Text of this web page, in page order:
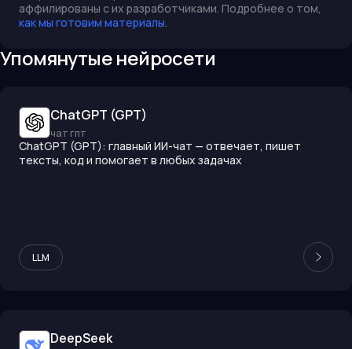
аффилированы с их разработчиками. Подробнее о том,
как мы готовим материалы.
Упомянутые нейросети
ChatGPT (GPT)
чат гпт
ChatGPT (GPT): главный ИИ-чат — отвечает, пишет
тексты, код и помогает в любых задачах
LLM
DeepSeek